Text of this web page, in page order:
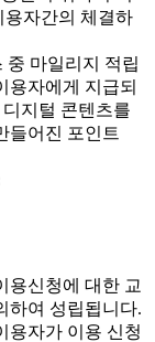
용자간의 체결하
마일리지 적립
용자에게 지급되
지털 콘텐츠를
들어진 포인트
신청에 대한 교
하여 성립됩니다.
용자가 이용 신청